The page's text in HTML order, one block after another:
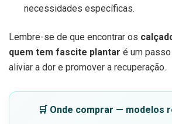
necessidades específicas.
Lembre-se de que encontrar os
quem tem fascite plantar é um
aliviar a dor e promover a recuperação.
🛒 Onde comprar — modelos